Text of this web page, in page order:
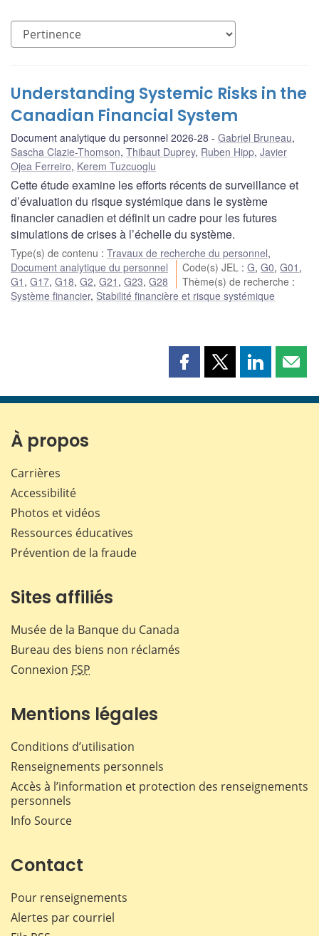
Understanding Systemic Risks in the
Canadian Financial System
Document analytique du personnel 2026-28 Gabriel Bruneau,
Sascha Clazie-Thomson, Thibaut Duprey, Ruben Hipp, Javier
Ojea Ferreiro, Kerem Tuzcuoglu
Cette étude examine les efforts récents de surveillance et
d’évaluation du risque systémique dans le système
financier canadien et définit un cadre pour les futures
simulations de crises à l’échelle du système.
Type(s) de contenu : Travaux de recherche du personnel,
Document analytique du personnel
Code(s) JEL :G,G0,G01 ,
G1 , G17, G18, G2, G21 , G23, G28 Thème(s) de recherche :
Système financier, Stabilité financière et risque systémique
Partager
page
Partager
page
Partager
page page
À propos
Carrières
Accessibilité
Photos et vidéos
Ressources éducatives
Prévention de la fraude
Sites affiliés
Musée de la Banque du Canada
Bureau des biens non réclamés
Connexion FSP
Mentions légales
Conditions d’utilisation
Renseignements personnels
Accès à l’information et protection des renseignements
personnels
Info Source
Contact
Pour renseignements
Alertes par courriel